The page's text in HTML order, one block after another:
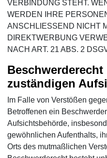
VERBINDUNG STEHT.
WERDEN IHRE
ANSCHLIESSEND NICHT
DIREKTWERBUNG
NACH ART. 21 ABS. 2
Beschwerderecht
zuständigen
Im Falle von Verstößen
Betroffenen ein
Aufsichtsbehörde,
gewöhnlichen Aufenthalts,
Orts des mutmaßlichen